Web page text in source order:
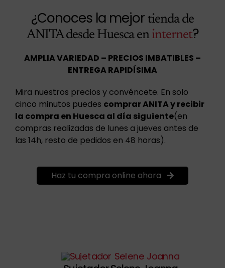
¿Conoces la mejor tienda de
ANITA desde Huesca eninternet?
AMPLIA VARIEDAD – PRECIOS IMBATIBLES –
ENTREGA RAPIDÍSIMA
Mira nuestros precios y convéncete. En solo
cinco minutos puedes comprar ANITA y recibir
la compra en Huesca al día siguiente(en
compras realizadas de lunes a jueves antes de
las 14h, resto de pedidos en 48 horas).
Haz tu compra online ahora